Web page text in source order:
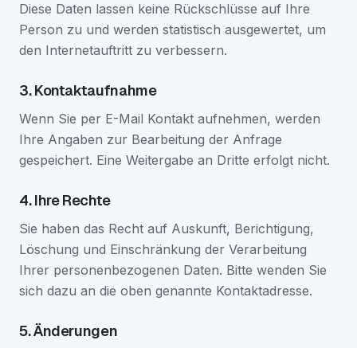
Diese Daten lassen keine Rückschlüsse auf Ihre
Person zu und werden statistisch ausgewertet, um
den Internetauftritt zu verbessern.
3. Kontaktaufnahme
Wenn Sie per E-Mail Kontakt aufnehmen, werden
Ihre Angaben zur Bearbeitung der Anfrage
gespeichert. Eine Weitergabe an Dritte erfolgt nicht.
4. Ihre Rechte
Sie haben das Recht auf Auskunft, Berichtigung,
Löschung und Einschränkung der Verarbeitung
Ihrer personenbezogenen Daten. Bitte wenden Sie
sich dazu an die oben genannte Kontaktadresse.
5. Änderungen